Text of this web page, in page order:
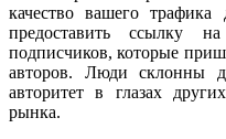
качество вашего
предоставить ссылку
подписчиков, которые
авторов. Люди склонны
авторитет в глазах
рынка.